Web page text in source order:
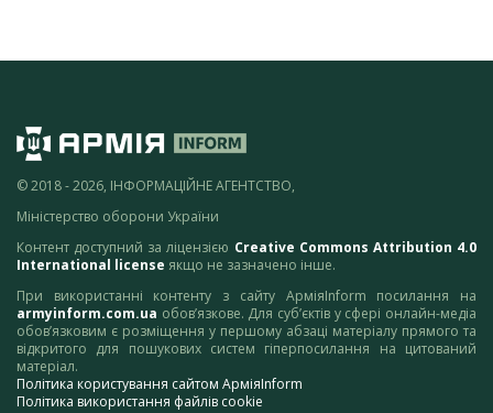
© 2018 - 2026, ІНФОРМАЦІЙНЕ АГЕНТСТВО,
Міністерство оборони України
Контент доступний за ліцензією Creative Commons Attribution 4.0
International license якщо не зазначено інше.
При використанні контенту з сайту АрміяInform посилання на
armyinform.com.ua обов’язкове. Для суб’єктів у сфері онлайн-медіа
обов’язковим є розміщення у першому абзаці матеріалу прямого та
відкритого для пошукових систем гіперпосилання на цитований
матеріал.
Політика користування сайтом АрміяInform
Політика використання файлів cookie